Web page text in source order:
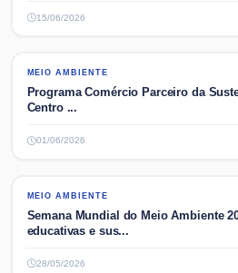
15/06/2026
MEIO AMBIENTE
MEIO AMBIENTE
Programa Comércio Parceiro da
Centro ...
01/06/2026
MEIO AMBIENTE
MEIO AMBIENTE
Semana Mundial do Meio Ambiente
educativas e sus...
28/05/2026